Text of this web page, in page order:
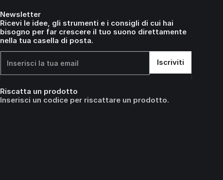
Newsletter
Ricevi le idee, gli strumenti e i consigli di cui hai
bisogno per far crescere il tuo suono direttamente
nella tua casella di posta.
Riscatta un prodotto
Inserisci un codice per riscattare un prodotto.